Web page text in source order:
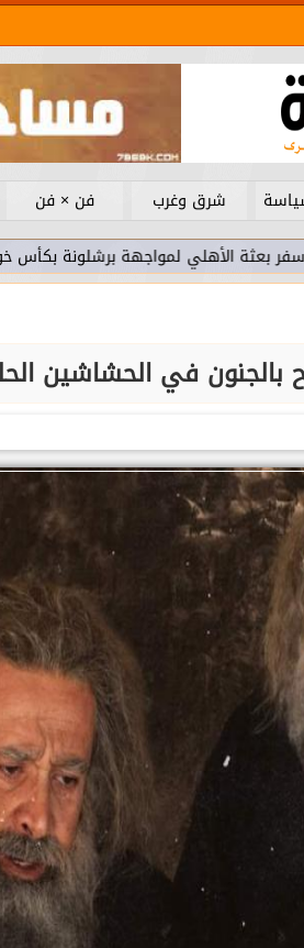
شرق وغرب فن × فن
لمواجهة برشلونة بكأس خوان جامبر
في الحشاشين